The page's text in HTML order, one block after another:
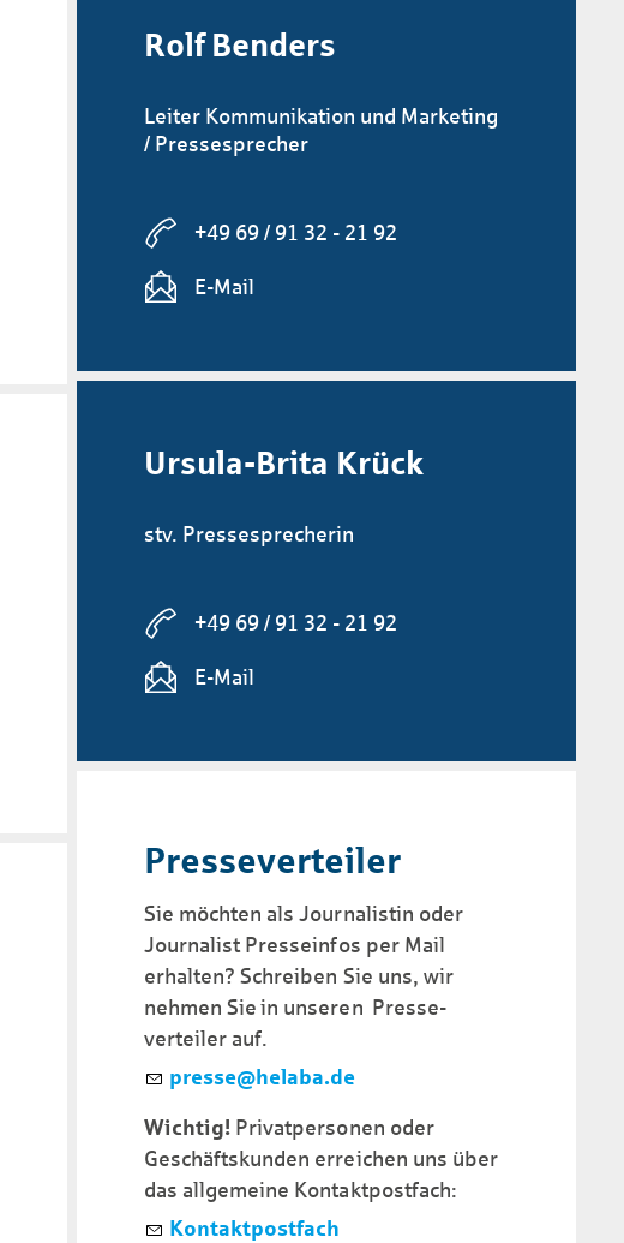
Rolf Benders
Leiter Kommunikation und Marketing
/ Pressesprecher
+49 69 / 91 32 - 21 92
E-Mail
Ursula-Brita Krück
stv. Pressesprecherin
+49 69 / 91 32 - 21 92
E-Mail
Presse­ver­tei­ler
Sie möchten als Journalistin oder
Journalist Presseinfos per Mail
erhalten? Schreiben Sie uns, wir
nehmen Sie in unseren Presse­
verteiler auf.
pr ss h l b d
Wichtig! Privatpersonen oder
Geschäftskunden erreichen uns über
das allgemeine Kontaktpostfach:
Kontaktpostfach